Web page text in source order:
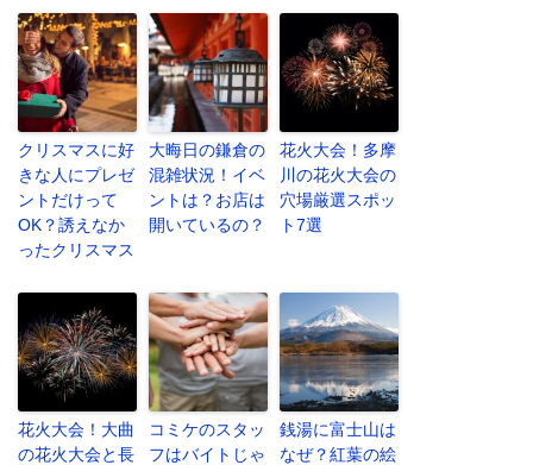
クリスマスに好
きな人にプレゼ
ントだけって
OK？誘えなか
ったクリスマス
大晦日の鎌倉の
混雑状況！イベ
ントは？お店は
開いているの？
花火大会！多摩
川の花火大会の
穴場厳選スポッ
ト7選
花火大会！大曲
の花火大会と長
コミケのスタッ
フはバイトじゃ
銭湯に富士山は
なぜ？紅葉の絵